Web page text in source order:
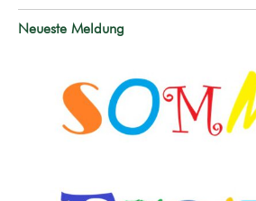
Neueste Meldung